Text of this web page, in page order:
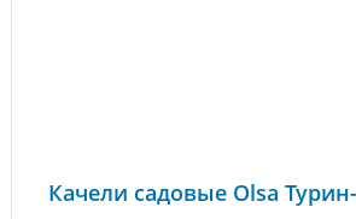
Качели садовые Olsa